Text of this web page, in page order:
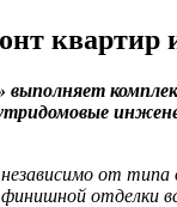
выполняет
от типа
отделки